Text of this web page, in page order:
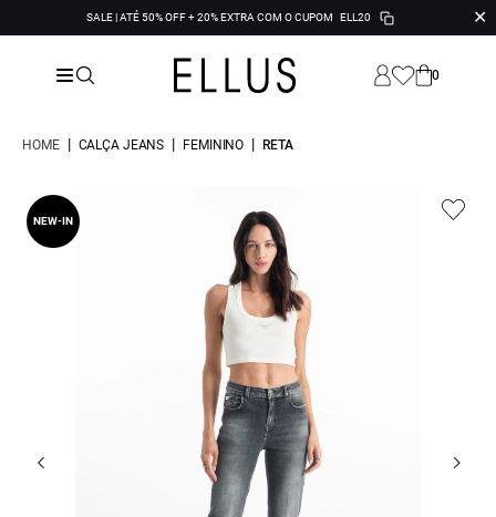
SALE | ATÉ 50% OFF + 20% EXTRA COM O CUPOM ELL20 ✕
0
HOME | CALÇA JEANS | FEMININO | RETA
NEW-IN